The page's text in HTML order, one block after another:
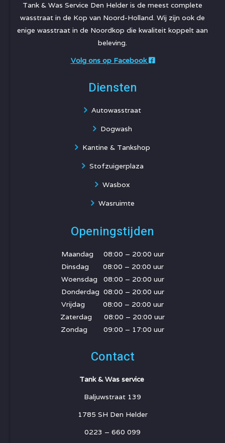
Tank & Was Service Den Helder is de meest complete
wasstraat in de Kop van Noord-Holland. Wij zijn ook de
enige wasstraat in de Noordkop die kwaliteit koppelt aan
beleving.
Volg ons op Facebook
Diensten
Autowasstraat
Dogwash
Kantine & Tankshop
Stofzuigerplaza
Wasbox
Wasruimte
Openingstijden
Maandag 08:00 – 20:00 uur
Dinsdag 08:00 – 20:00 uur
Woensdag 08:00 – 20:00 uur
Donderdag 08:00 – 20:00 uur
Vrijdag 08:00 – 20:00 uur
Zaterdag 08:00 – 20:00 uur
Zondag 09:00 – 17:00 uur
Contact
Tank & Was service
Baljuwstraat 139
1785 SH Den Helder
0223 – 660 099